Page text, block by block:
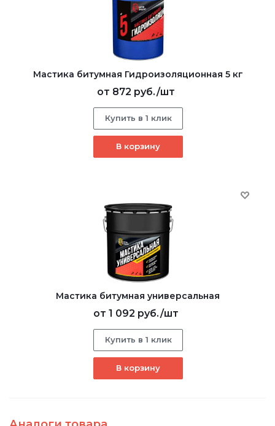
Мастика битумная Гидроизоляционная 5 кг
от 872 руб./шт
Купить в 1 клик
В корзину
Мастика битумная универсальная
от 1 092 руб./шт
Купить в 1 клик
В корзину